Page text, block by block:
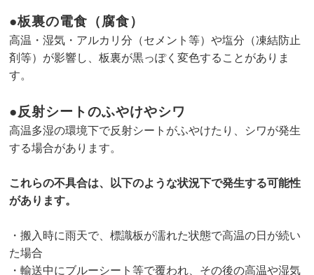
●板裏の電食（腐食）
高温・湿気・アルカリ分（セメント等）や塩分（凍結防止
剤等）が影響し、板裏が黒っぽく変色することがありま
す。
●反射シートのふやけやシワ
高温多湿の環境下で反射シートがふやけたり、シワが発生
する場合があります。
これらの不具合は、以下のような状況下で発生する可能性
があります。
・搬入時に雨天で、標識板が濡れた状態で高温の日が続い
た場合
・輸送中にブルーシート等で覆われ、その後の高温や湿気